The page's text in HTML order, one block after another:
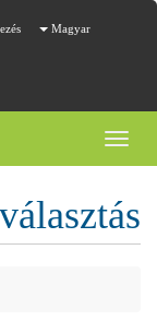
Magyar
Toggle